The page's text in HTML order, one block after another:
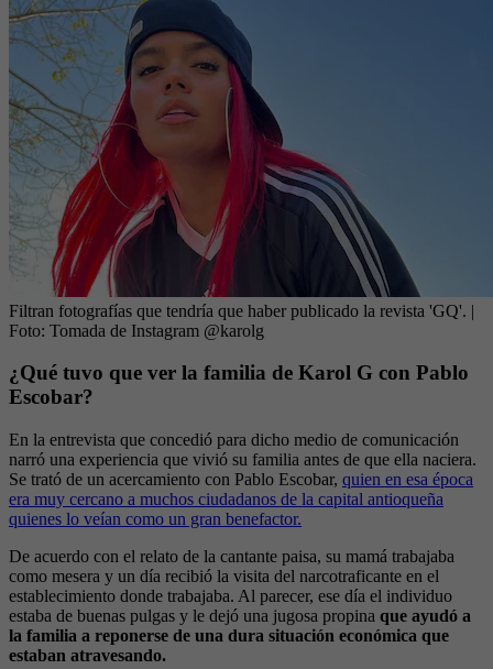
Filtran fotografías que tendría que haber publicado la revista 'GQ'. |
Foto: Tomada de Instagram @karolg
¿Qué tuvo que ver la familia de Karol G con Pablo
Escobar?
En la entrevista que concedió para dicho medio de comunicación
narró una experiencia que vivió su familia antes de que ella naciera.
Se trató de un acercamiento con Pablo Escobar, quien en esa época
era muy cercano a muchos ciudadanos de la capital antioqueña
quienes lo veían como un gran benefactor.
De acuerdo con el relato de la cantante paisa, su mamá trabajaba
como mesera y un día recibió la visita del narcotraficante en el
establecimiento donde trabajaba. Al parecer, ese día el individuo
estaba de buenas pulgas y le dejó una jugosa propina que ayudó a
la familia a reponerse de una dura situación económica que
estaban atravesando.